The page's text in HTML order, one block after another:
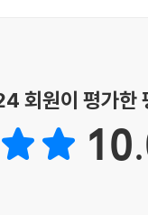
대한 호명이다. ‘유
만남에 대뜸 ‘몸 좀
앞에 멈춰 서서는
제나 공감을 불러일으
죽고 이딴 거 다 의미
회원이 평가한